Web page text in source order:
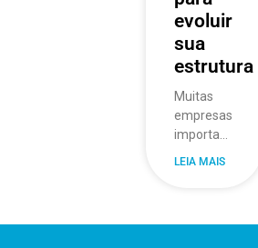
evoluir
sua
estrutura
Muitas
empresas
importadoras
chegam a
LEIA MAIS